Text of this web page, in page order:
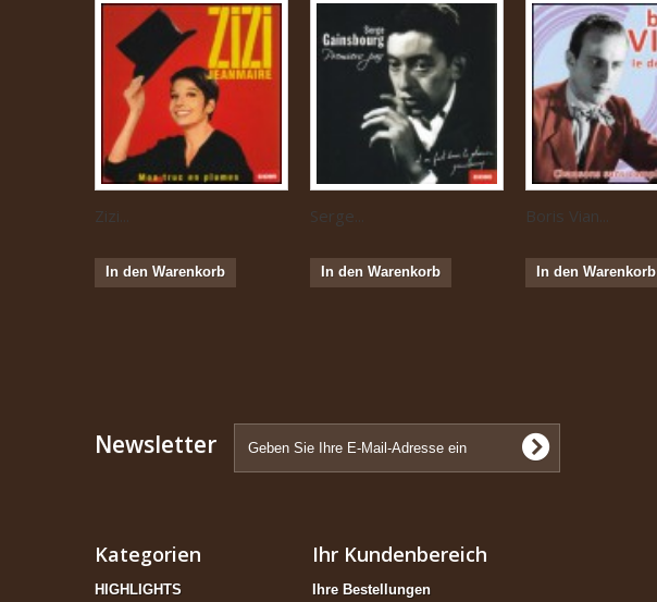
Zizi...
In den Warenkorb
Serge...
In den Warenkorb
Boris Vian...
In den Warenkorb
Newsletter
Kategorien
HIGHLIGHTS
Ihr Kundenbereich
Ihre Bestellungen